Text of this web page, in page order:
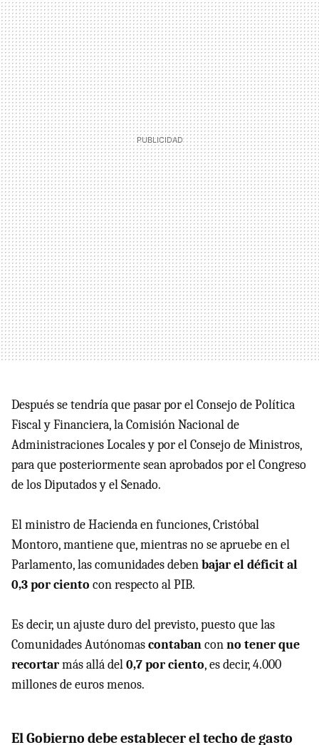
Después se tendría que pasar por el Consejo de Política
Fiscal y Financiera, la Comisión Nacional de
Administraciones Locales y por el Consejo de Ministros,
para que posteriormente sean aprobados por el Congreso
de los Diputados y el Senado.
El ministro de Hacienda en funciones, Cristóbal
Montoro, mantiene que, mientras no se apruebe en el
Parlamento, las comunidades debenbajar el déficit al
0,3 por ciento con respecto al PIB.
Es decir, un ajuste duro del previsto, puesto que las
Comunidades Autónomascontabanconno tener que
recortarmás allá del0,7 por ciento, es decir, 4.000
millones de euros menos.
El Gobierno debe establecer el techo de gasto